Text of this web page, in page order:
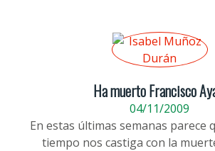
Ha muerto Francisco
04/11/2009
En estas últimas semanas parece
tiempo nos castiga con la